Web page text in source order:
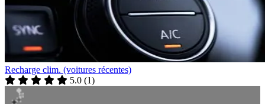
Recharge clim. (voitures récentes)
5.0 (1)